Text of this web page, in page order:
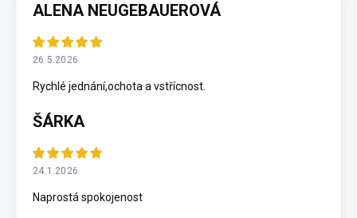
ALENA NEUGEBAUEROVÁ
26.5.2026
Rychlé jednání,ochota a vstřícnost.
ŠÁRKA
24.1.2026
Naprostá spokojenost